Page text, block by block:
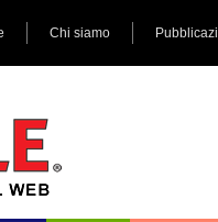
Chi siamo